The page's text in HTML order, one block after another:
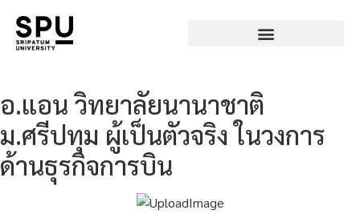
อ.แอน วิทยาลัยนานาชาติ
ม.ศรีปทุม ผู้เป็นตัวจริง ในวงการ
ด้านธุรกิจการบิน